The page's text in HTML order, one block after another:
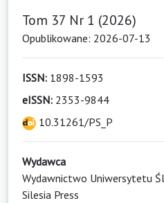
Tom 37 Nr 1 (2026)
Opublikowane: 2026-07-13
ISSN: 1898-1593
eISSN: 2353-9844
10.31261/PS_P
Wydawca
Wydawnictwo Uniwersytetu
Silesia Press